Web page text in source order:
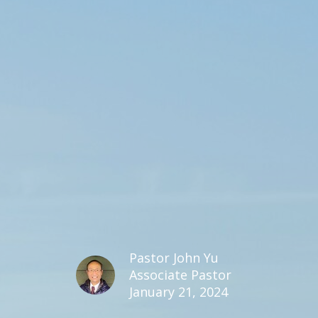
Pastor John Yu
Associate Pastor
January 21, 2024